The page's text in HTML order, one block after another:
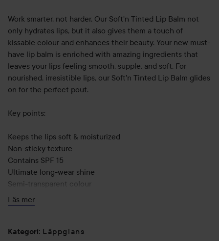
Work smarter, not harder. Our Soft'n Tinted Lip Balm not
only hydrates lips, but it also gives them a touch of
kissable colour and enhances their beauty. Your new must-
have lip balm is enriched with amazing ingredients that
leaves your lips feeling smooth, supple, and soft. For
nourished, irresistible lips, our Soft'n Tinted Lip Balm glides
on for the perfect pout.
Key points:
Keeps the lips soft & moisturized
Non-sticky texture
Contains SPF 15
Ultimate long-wear shine
Semi-transparent colour
8 ml
Läs mer
Kategori: Läppglans